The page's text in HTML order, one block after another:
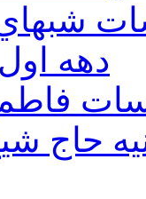
شبهاي
دهه اول
دوم 95 -